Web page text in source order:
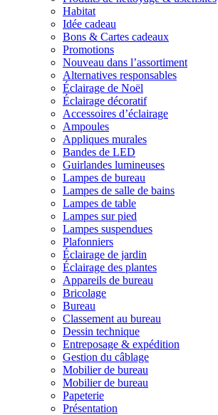
Habitat
Idée cadeau
Bons & Cartes cadeaux
Promotions
Nouveau dans l’assortiment
Alternatives responsables
Éclairage de Noël
Éclairage décoratif
Accessoires d’éclairage
Ampoules
Appliques murales
Bandes de LED
Guirlandes lumineuses
Lampes de bureau
Lampes de salle de bains
Lampes de table
Lampes sur pied
Lampes suspendues
Plafonniers
Éclairage de jardin
Éclairage des plantes
Appareils de bureau
Bricolage
Bureau
Classement au bureau
Dessin technique
Entreposage & expédition
Gestion du câblage
Mobilier de bureau
Mobilier de bureau
Papeterie
Présentation